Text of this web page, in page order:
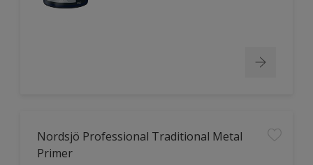
Nordsjö Professional Traditional Metal
Primer